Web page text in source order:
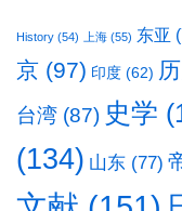
History (54) 上海 (55) 东亚
京 (97) 印度 (62)
台湾 (87) 史学
(134) 山东 (77)